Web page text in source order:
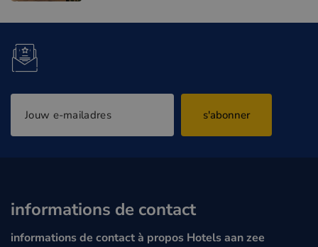
s'abonner
informations de contact
informations de contact à propos Hotels aan zee